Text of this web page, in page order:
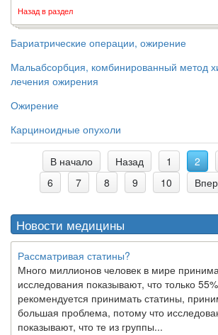
Назад в раздел
Бариатрические операции, ожирение
Мальабсорбция, комбинированный метод
лечения ожирения
Ожирение
Карциноидные опухоли
В начало Назад 1 2
6
7 8 9 10
Новости медицины
Рассматривая статины?
Много миллионов человек в мире
исследования показывают, что только
рекомендуется принимать статины,
большая проблема, потому что
показывают, что те из группы...